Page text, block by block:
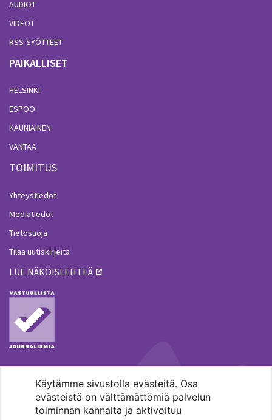
Käytämme sivustolla evästeitä. Osa
evästeistä on välttämättömiä palvelun
toiminnan kannalta ja aktivoituu
AUDIOT
VIDEOT
RSS-SYÖTTEET
PAIKALLISET
HELSINKI
ESPOO
KAUNIAINEN
VANTAA
TOIMITUS
Yhteystiedot
Mediatiedot
Tietosuoja
Tilaa uutiskirjeitä
LUE NÄKÖISLEHTEÄ
MENOHAKU